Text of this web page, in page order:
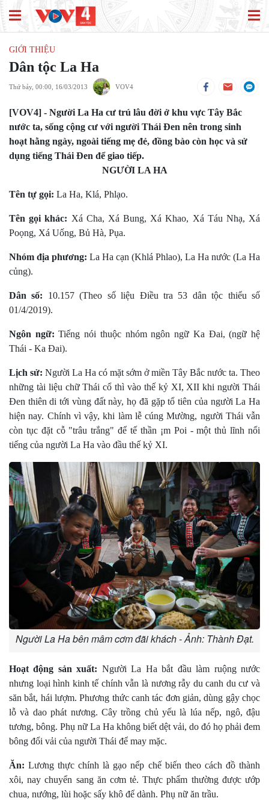
GIỚI THIỆU
Dân tộc La Ha
Thứ bảy, 00:00, 16/03/2013 VOV4
[VOV4] - Người La Ha cư trú lâu đời ở khu vực Tây Bắc
nước ta, sống cộng cư với người Thái Đen nên trong sinh
hoạt hằng ngày, ngoài tiếng mẹ đẻ, đồng bào còn học và sử
dụng tiếng Thái Đen để giao tiếp.
NGƯỜI LA HA
Tên tự gọi: La Ha, Klá, Phlạo.
Tên gọi khác: Xá Cha, Xá Bung, Xá Khao, Xá Táu Nhạ, Xá
Poọng, Xá Uống, Bủ Hà, Pụa.
Nhóm địa phương: La Ha cạn (Khlá Phlao), La Ha nước (La Ha
củng).
Dân số: 10.157 (Theo số liệu Điều tra 53 dân tộc thiểu số
01/4/2019).
Ngôn ngữ: Tiếng nói thuộc nhóm ngôn ngữ Ka Ðai, (ngữ hệ
Thái - Ka Ðai).
Lịch sử: Người La Ha có mặt sớm ở miền Tây Bắc nước ta. Theo
những tài liệu chữ Thái cổ thì vào thế kỷ XI, XII khi người Thái
Ðen thiên di tới vùng đất này, họ đã gặp tổ tiên của người La Ha
hiện nay. Chính vì vậy, khi làm lễ cúng Mường, người Thái vẫn
còn tục đặt cỗ "trâu trắng" để tế thần ¡m Poi - một thủ lĩnh nổi
tiếng của người La Ha vào đầu thế kỷ XI.
Người La Ha bên mâm cơm đãi khách - Ảnh: Thành Đạt.
Hoạt động sản xuất: Người La Ha bắt đầu làm ruộng nước
nhưng loại hình kinh tế chính vẫn là nương rẫy du canh du cư và
săn bắt, hái lượm. Phương thức canh tác đơn giản, dùng gậy chọc
lỗ và dao phát nương. Cây trồng chủ yếu là lúa nếp, ngô, đậu
tương, bông. Phụ nữ La Ha không biết dệt vải, do đó họ phải đem
bông đổi vải của người Thái để may mặc.
Ăn: Lương thực chính là gạo nếp chế biến theo cách đồ thành
xôi, nay chuyển sang ăn cơm tẻ. Thực phẩm thường được ướp
chua, nướng, lùi hoặc sấy khô để dành. Phụ nữ ăn trầu.